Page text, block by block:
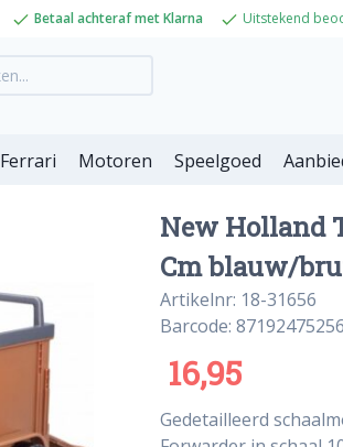
Betaal achteraf met Klarna Uitstekend
Ferrari Motoren Speelgoed
New Holland
Cm blauw/
Artikelnr: 18-31656
Barcode:
16,95
Gedetailleerd